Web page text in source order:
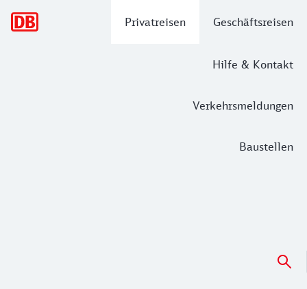
Privatreisen Geschäftsreisen
Hilfe & Kontakt
Verkehrsmeldungen
Baustellen